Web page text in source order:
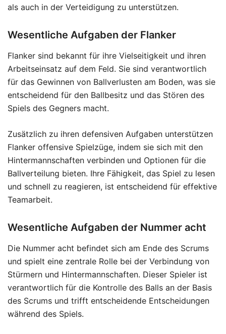
als auch in der Verteidigung zu unterstützen.
Wesentliche Aufgaben der Flanker
Flanker sind bekannt für ihre Vielseitigkeit und ihren
Arbeitseinsatz auf dem Feld. Sie sind verantwortlich
für das Gewinnen von Ballverlusten am Boden, was sie
entscheidend für den Ballbesitz und das Stören des
Spiels des Gegners macht.
Zusätzlich zu ihren defensiven Aufgaben unterstützen
Flanker offensive Spielzüge, indem sie sich mit den
Hintermannschaften verbinden und Optionen für die
Ballverteilung bieten. Ihre Fähigkeit, das Spiel zu lesen
und schnell zu reagieren, ist entscheidend für effektive
Teamarbeit.
Wesentliche Aufgaben der Nummer acht
Die Nummer acht befindet sich am Ende des Scrums
und spielt eine zentrale Rolle bei der Verbindung von
Stürmern und Hintermannschaften. Dieser Spieler ist
verantwortlich für die Kontrolle des Balls an der Basis
des Scrums und trifft entscheidende Entscheidungen
während des Spiels.